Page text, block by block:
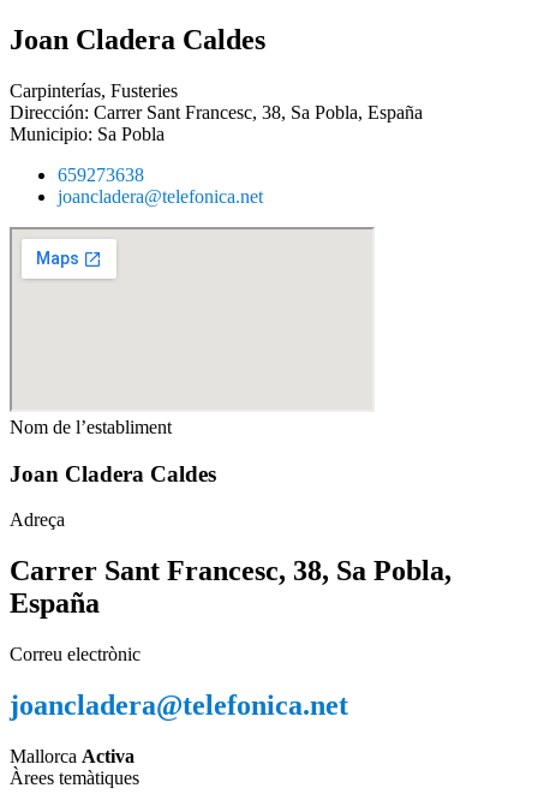
Joan Cladera Caldes
Carpinterías, Fusteries
Dirección: Carrer Sant Francesc, 38, Sa Pobla, España
Municipio: Sa Pobla
659273638
joancladera@telefonica.net
Nom de l’establiment
Joan Cladera Caldes
Adreça
Carrer Sant Francesc, 38, Sa Pobla,
España
Correu electrònic
joancladera@telefonica.net
Mallorca Activa
Àrees temàtiques